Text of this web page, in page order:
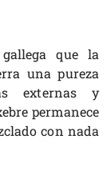
que la
una pureza
externas y
permanece
con nada